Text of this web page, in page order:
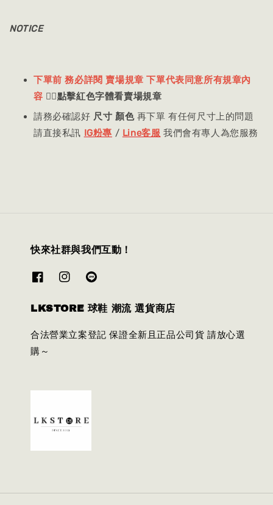
NOTICE
下單前 務必詳閱 賣場規章 下單代表同意所有規章內
容 👈🏻點擊紅色字體看賣場規章
請務必確認好 尺寸 顏色再下單 有任何尺寸上的問題
請直接私訊 IG粉專 / Line客服 我們會有專人為您服務
快來社群與我們互動！
LKSTORE 球鞋 潮流 選貨商店
合法營業立案登記 保證全新且正品公司貨 請放心選
購～